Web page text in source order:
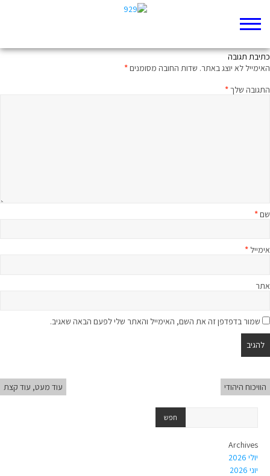
כתיבת תגובה
האימייל לא יוצג באתר. שדות החובה מסומנים*
התגובה שלך*
שם*
אימייל *
אתר
שמור בדפדפן זה את השם, האימייל והאתר שלי לפעם הבאה שאגיב.
הוויכוח היהודי עוד מעט, עוד קצת
Archives
יולי 2026
יוני 2026